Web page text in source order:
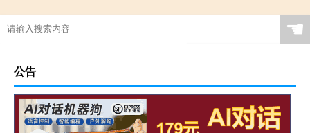
☚
公告